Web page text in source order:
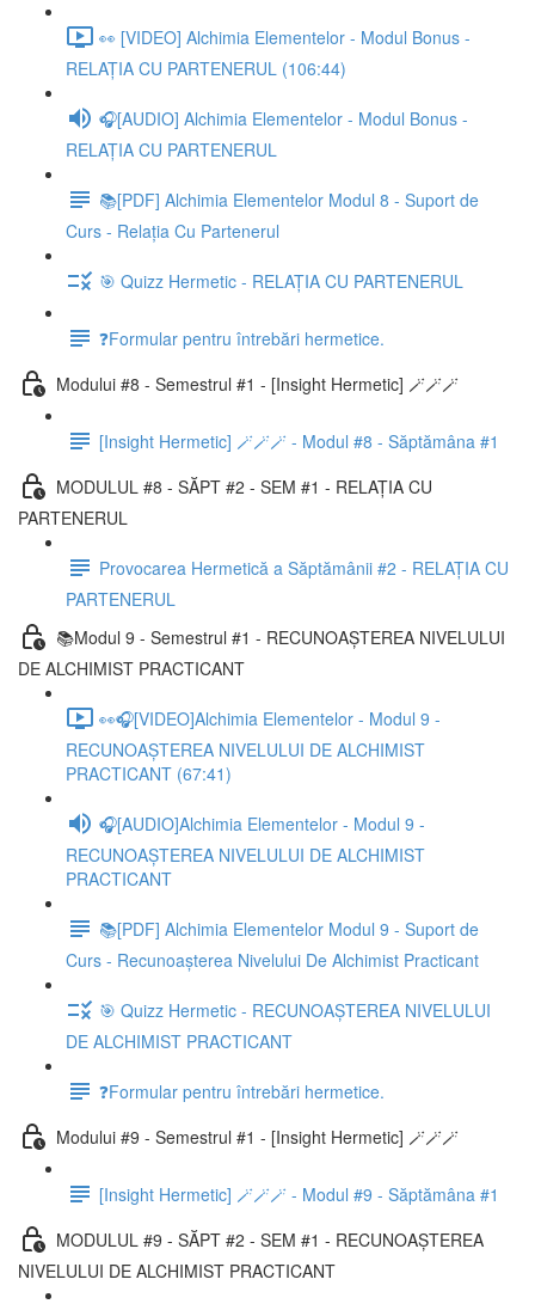
👀 [VIDEO] Alchimia Elementelor - Modul Bonus -
RELAȚIA CU PARTENERUL (106:44)
🎧[AUDIO] Alchimia Elementelor - Modul Bonus -
RELAȚIA CU PARTENERUL
📚[PDF] Alchimia Elementelor Modul 8 - Suport de
Curs - Relația Cu Partenerul
🎯 Quizz Hermetic - RELAȚIA CU PARTENERUL
❓Formular pentru întrebări hermetice.
Modului #8 - Semestrul #1 - [Insight Hermetic] 🪄🪄🪄
[Insight Hermetic] 🪄🪄🪄 - Modul #8 - Săptămâna #1
MODULUL #8 - SĂPT #2 - SEM #1 - RELAȚIA CU
PARTENERUL
Provocarea Hermetică a Săptămânii #2 - RELAȚIA CU
PARTENERUL
📚Modul 9 - Semestrul #1 - RECUNOAȘTEREA NIVELULUI
DE ALCHIMIST PRACTICANT
👀🎧[VIDEO]Alchimia Elementelor - Modul 9 -
RECUNOAȘTEREA NIVELULUI DE ALCHIMIST
PRACTICANT (67:41)
🎧[AUDIO]Alchimia Elementelor - Modul 9 -
RECUNOAȘTEREA NIVELULUI DE ALCHIMIST
PRACTICANT
📚[PDF] Alchimia Elementelor Modul 9 - Suport de
Curs - Recunoașterea Nivelului De Alchimist Practicant
🎯 Quizz Hermetic - RECUNOAȘTEREA NIVELULUI
DE ALCHIMIST PRACTICANT
❓Formular pentru întrebări hermetice.
Modului #9 - Semestrul #1 - [Insight Hermetic] 🪄🪄🪄
[Insight Hermetic] 🪄🪄🪄 - Modul #9 - Săptămâna #1
MODULUL #9 - SĂPT #2 - SEM #1 - RECUNOAȘTEREA
NIVELULUI DE ALCHIMIST PRACTICANT